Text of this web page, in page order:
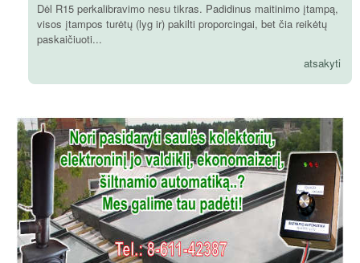
Dėl R15 perkalibravimo nesu tikras. Padidinus maitinimo įtampą,
visos įtampos turėtų (lyg ir) pakilti proporcingai, bet čia reikėtų
paskaičiuoti...
atsakyti